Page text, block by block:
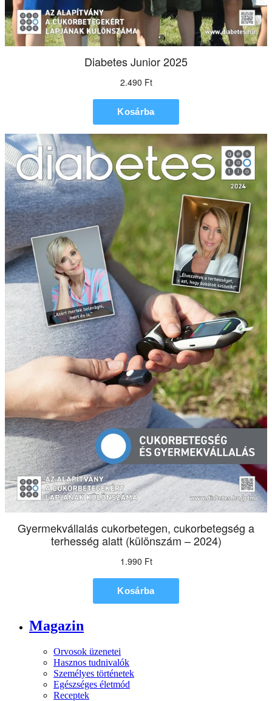
Magazin
Orvosok üzenetei
Hasznos tudnivalók
Személyes történetek
Egészséges életmód
Receptek